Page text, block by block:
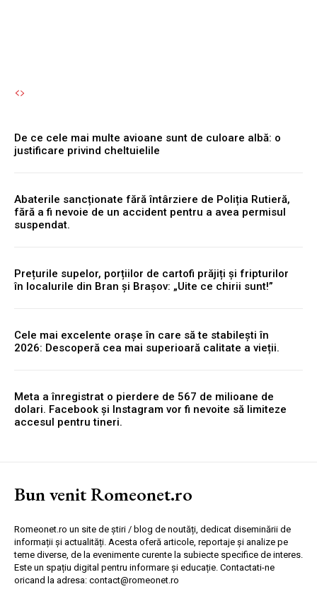
De ce cele mai multe avioane sunt de culoare albă: o
justificare privind cheltuielile
Abaterile sancționate fără întârziere de Poliția Rutieră,
fără a fi nevoie de un accident pentru a avea permisul
suspendat.
Prețurile supelor, porțiilor de cartofi prăjiți și fripturilor
în localurile din Bran și Brașov: „Uite ce chirii sunt!”
Cele mai excelente orașe în care să te stabilești în
2026: Descoperă cea mai superioară calitate a vieții.
Meta a înregistrat o pierdere de 567 de milioane de
dolari. Facebook și Instagram vor fi nevoite să limiteze
accesul pentru tineri.
Bun venit Romeonet.ro
Romeonet.ro un site de știri / blog de noutăți, dedicat diseminării de
informații și actualități. Acesta oferă articole, reportaje și analize pe
teme diverse, de la evenimente curente la subiecte specifice de interes.
Este un spațiu digital pentru informare și educație. Contactati-ne
oricand la adresa: contact@romeonet.ro